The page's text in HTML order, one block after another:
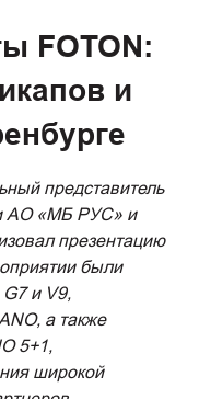
FOTON:
и
представитель
АО «МБ РУС» и
презентацию
были
и V9,
а также
5+1,
широкой